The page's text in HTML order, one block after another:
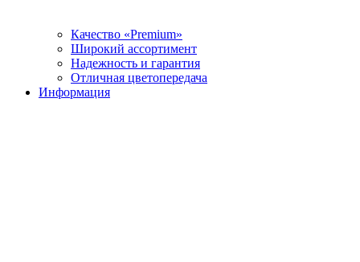
Качество «Premium»
Широкий ассортимент
Надежность и гарантия
Отличная цветопередача
Информация